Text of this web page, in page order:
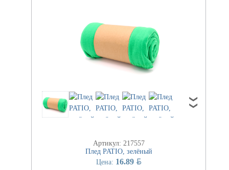
Артикул: 217557
Плед PATIO, зелёный
Цена: 16.89 BYN